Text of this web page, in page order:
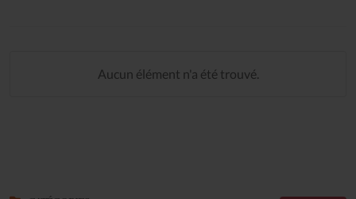
Aucun élément n'a été trouvé.